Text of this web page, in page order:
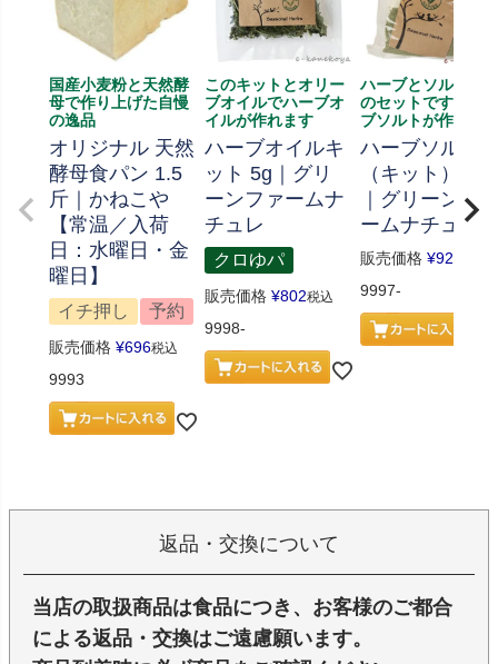
国産小麦粉と天然酵
母で作り上げた自慢
の逸品
オリジナル 天然
酵母食パン 1.5
斤｜かねこや
【常温／入荷
日：水曜日・金
曜日】
イチ押し 予約
販売価格 ¥696税込
9993
このキットとオリー
ブオイルでハーブオ
イルが作れます
ハーブオイルキ
ット 5g｜グリ
ーンファームナ
チュレ
クロゆパ
販売価格 ¥802税込
9998-
ハーブとソルト、
のセットです、ハ
ブソルトが作れま
ハーブソルト
（キット） 70g
｜グリーンフ
ームナチュレ
販売価格 ¥926
9997-
返品・交換について
当店の取扱商品は食品につき、お客様のご都合
による返品・交換はご遠慮願います。